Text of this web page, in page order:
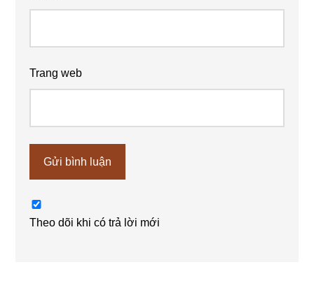
Trang web
Theo dõi khi có trả lời mới